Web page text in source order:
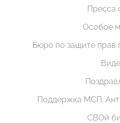
Пресса
Особое
Бюро по защите прав
Поддержка МСП.
СВОй